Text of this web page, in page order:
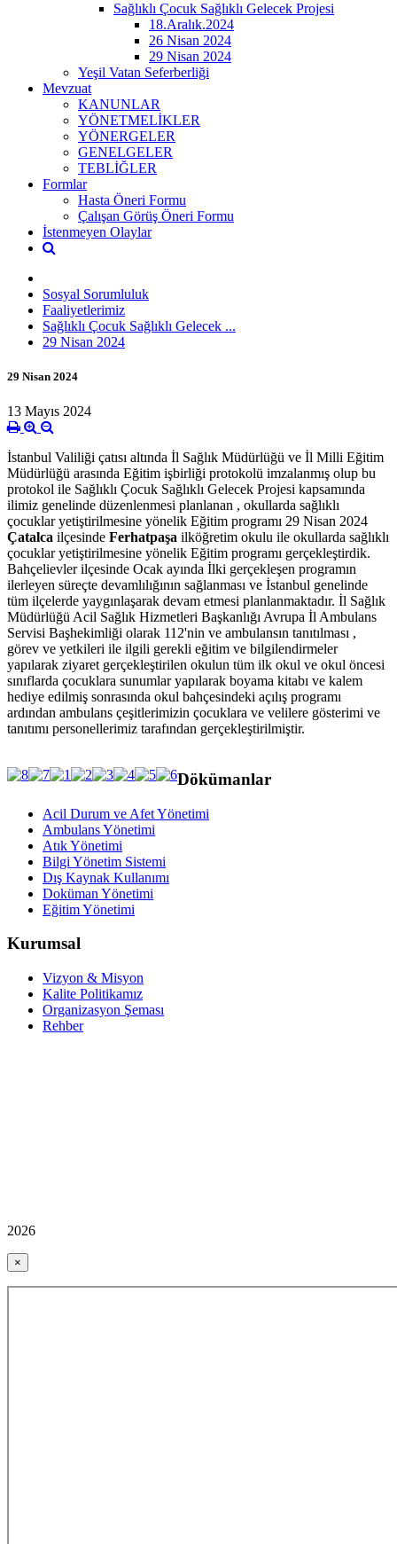
Sağlıklı Çocuk Sağlıklı Gelecek Projesi
18.Aralık.2024
26 Nisan 2024
29 Nisan 2024
Yeşil Vatan Seferberliği
Mevzuat
KANUNLAR
YÖNETMELİKLER
YÖNERGELER
GENELGELER
TEBLİĞLER
Formlar
Hasta Öneri Formu
Çalışan Görüş Öneri Formu
İstenmeyen Olaylar
Sosyal Sorumluluk
Faaliyetlerimiz
Sağlıklı Çocuk Sağlıklı Gelecek ...
29 Nisan 2024
29 Nisan 2024
13 Mayıs 2024
İstanbul Valiliği çatısı altında İl Sağlık Müdürlüğü ve İl Milli Eğitim
Müdürlüğü arasında Eğitim işbirliği protokolü imzalanmış olup bu
protokol ile Sağlıklı Çocuk Sağlıklı Gelecek Projesi kapsamında
ilimiz genelinde düzenlenmesi planlanan , okullarda sağlıklı
çocuklar yetiştirilmesine yönelik Eğitim programı 29 Nisan 2024
Çatalca ilçesinde Ferhatpaşa ilköğretim okulu ile okullarda sağlıklı
çocuklar yetiştirilmesine yönelik Eğitim programı gerçekleştirdik.
Bahçelievler ilçesinde Ocak ayında İlki gerçekleşen programın
ilerleyen süreçte devamlılığının sağlanması ve İstanbul genelinde
tüm ilçelerde yaygınlaşarak devam etmesi planlanmaktadır. İl Sağlık
Müdürlüğü Acil Sağlık Hizmetleri Başkanlığı Avrupa İl Ambulans
Servisi Başhekimliği olarak 112'nin ve ambulansın tanıtılması ,
görev ve yetkileri ile ilgili gerekli eğitim ve bilgilendirmeler
yapılarak ziyaret gerçekleştirilen okulun tüm ilk okul ve okul öncesi
sınıflarda çocuklara sunumlar yapılarak boyama kitabı ve kalem
hediye edilmiş sonrasında okul bahçesindeki açılış programı
ardından ambulans çeşitlerimizin çocuklara ve velilere gösterimi ve
tanıtımı personellerimiz tarafından gerçekleştirilmiştir.
Dökümanlar
Acil Durum ve Afet Yönetimi
Ambulans Yönetimi
Atık Yönetimi
Bilgi Yönetim Sistemi
Dış Kaynak Kullanımı
Doküman Yönetimi
Eğitim Yönetimi
Kurumsal
Vizyon & Misyon
Kalite Politikamız
Organizasyon Şeması
Rehber
2026
×